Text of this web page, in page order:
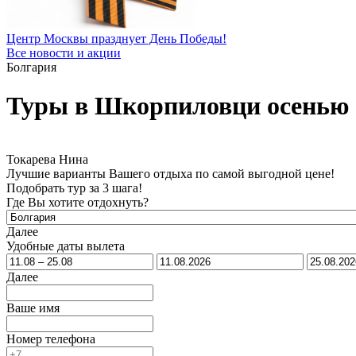
Центр Москвы празднует День Победы!
Все новости и акции
Болгария
Туры в Шкорпиловци осенью
Токарева Нина
Лучшие варианты Вашего отдыха по самой выгодной цене!
Подобрать тур за 3 шага!
Где Вы хотите отдохнуть?
Далее
Удобные даты вылета
Далее
Ваше имя
Номер телефона